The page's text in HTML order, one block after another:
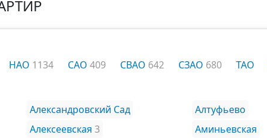
НАО 1134 САО 409 СВАО 642 СЗАО 680 ТАО
Александровский Сад
Алексеевская 3
Алтуфьево
Аминьевская